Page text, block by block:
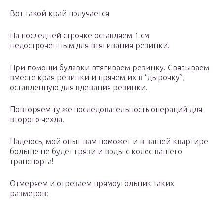
Вот такой край получается.
На последней строчке оставляем 1 см
недостроченным для втягивания резинки.
При помощи булавки втягиваем резинку. Связываем
вместе края резинки и прячем их в “дырочку”,
оставленную для вдевания резинки.
Повторяем ту же последовательность операций для
второго чехла.
Надеюсь, мой опыт вам поможет и в вашей квартире
больше не будет грязи и воды с колес вашего
транспорта!
Отмеряем и отрезаем прямоугольник таких
размеров: